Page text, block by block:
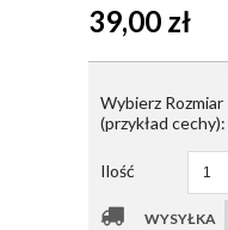
39,00 zł
Wybierz Rozmiar
(przykład cechy):
Ilość
WYSYŁKA